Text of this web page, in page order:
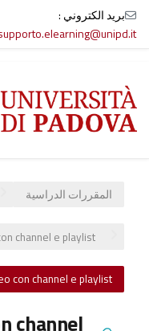
بريد الكتروني :
المقررات الدراسية
channel e playlist
con channel e playlist
channel